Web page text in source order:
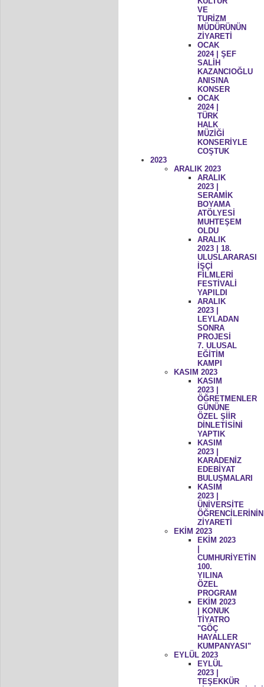
VE
TURİZM
MÜDÜRÜNÜN
ZİYARETİ
OCAK
2024 | ŞEF
SALİH
KAZANCIOĞLU
ANISINA
KONSER
OCAK
2024 |
TÜRK
HALK
MÜZİĞİ
KONSERİYLE
COŞTUK
2023
ARALIK 2023
ARALIK
2023 |
SERAMİK
BOYAMA
ATÖLYESİ
MUHTEŞEM
OLDU
ARALIK
2023 | 18.
ULUSLARARASI
İŞÇİ
FİLMLERİ
FESTİVALİ
YAPILDI
ARALIK
2023 |
LEYLADAN
SONRA
PROJESİ
7. ULUSAL
EĞİTİM
KAMPI
KASIM 2023
KASIM
2023 |
ÖĞRETMENLER
GÜNÜNE
ÖZEL ŞİİR
DİNLETİSİNİ
YAPTIK
KASIM
2023 |
KARADENİZ
EDEBİYAT
BULUŞMALARI
KASIM
2023 |
ÜNİVERSİTE
ÖĞRENCİLERİNİN
ZİYARETİ
EKİM 2023
EKİM 2023
CUMHURİYETİN
100.
YILINA
ÖZEL
PROGRAM
EKİM 2023
| KONUK
TİYATRO
"GÖÇ
HAYALLER
KUMPANYASI"
EYLÜL 2023
EYLÜL
2023 |
TEŞEKKÜR